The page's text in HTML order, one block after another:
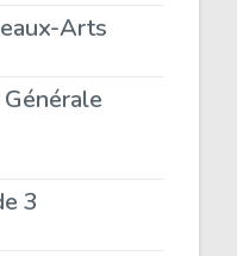
Arts
3